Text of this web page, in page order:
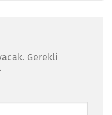
Gerekli